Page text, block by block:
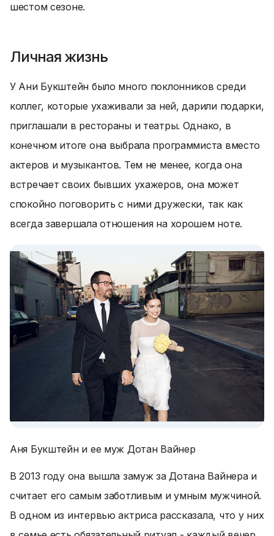
шестом сезоне.
Личная жизнь
У Ани Букштейн было много поклонников среди
коллег, которые ухаживали за ней, дарили подарки,
приглашали в рестораны и театры. Однако, в
конечном итоге она выбрала программиста вместо
актеров и музыкантов. Тем не менее, когда она
встречает своих бывших ухажеров, она может
спокойно поговорить с ними дружески, так как
всегда завершала отношения на хорошем ноте.
Аня Букштейн и ее муж Дотан Вайнер
В 2013 году она вышла замуж за Дотана Вайнера и
считает его самым заботливым и умным мужчиной.
В одном из интервью актриса рассказала, что у них